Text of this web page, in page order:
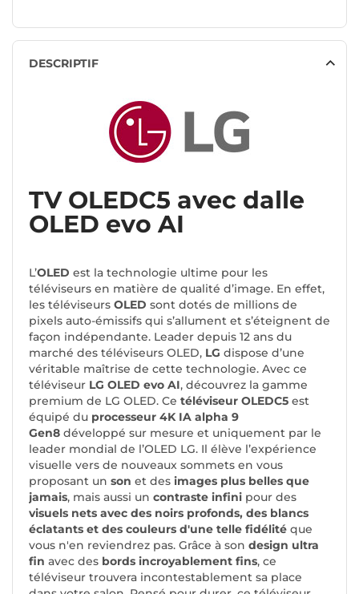
DESCRIPTIF
TV OLEDC5 avec dalle
OLED evo AI
L’OLED est la technologie ultime pour les
téléviseurs en matière de qualité d’image. En effet,
les téléviseurs OLED sont dotés de millions de
pixels auto-émissifs qui s’allument et s’éteignent de
façon indépendante. Leader depuis 12 ans du
marché des téléviseurs OLED, LG dispose d’une
véritable maîtrise de cette technologie. Avec ce
téléviseur LG OLED evo AI, découvrez la gamme
premium de LG OLED. Ce téléviseur OLEDC5 est
équipé du processeur 4K IA alpha 9
Gen8 développé sur mesure et uniquement par le
leader mondial de l’OLED LG. Il élève l’expérience
visuelle vers de nouveaux sommets en vous
proposant un son et des images plus belles que
jamais, mais aussi un contraste infini pour des
visuels nets avec des noirs profonds, des blancs
éclatants et des couleurs d'une telle fidélité que
vous n'en reviendrez pas. Grâce à son design ultra
fin avec des bords incroyablement fins, ce
téléviseur trouvera incontestablement sa place